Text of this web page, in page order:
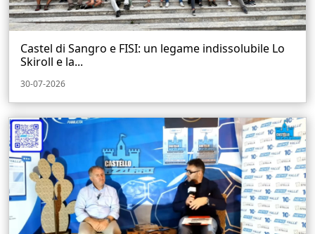
Castel di Sangro e FISI: un legame indissolubile Lo
Skiroll e la...
30-07-2026